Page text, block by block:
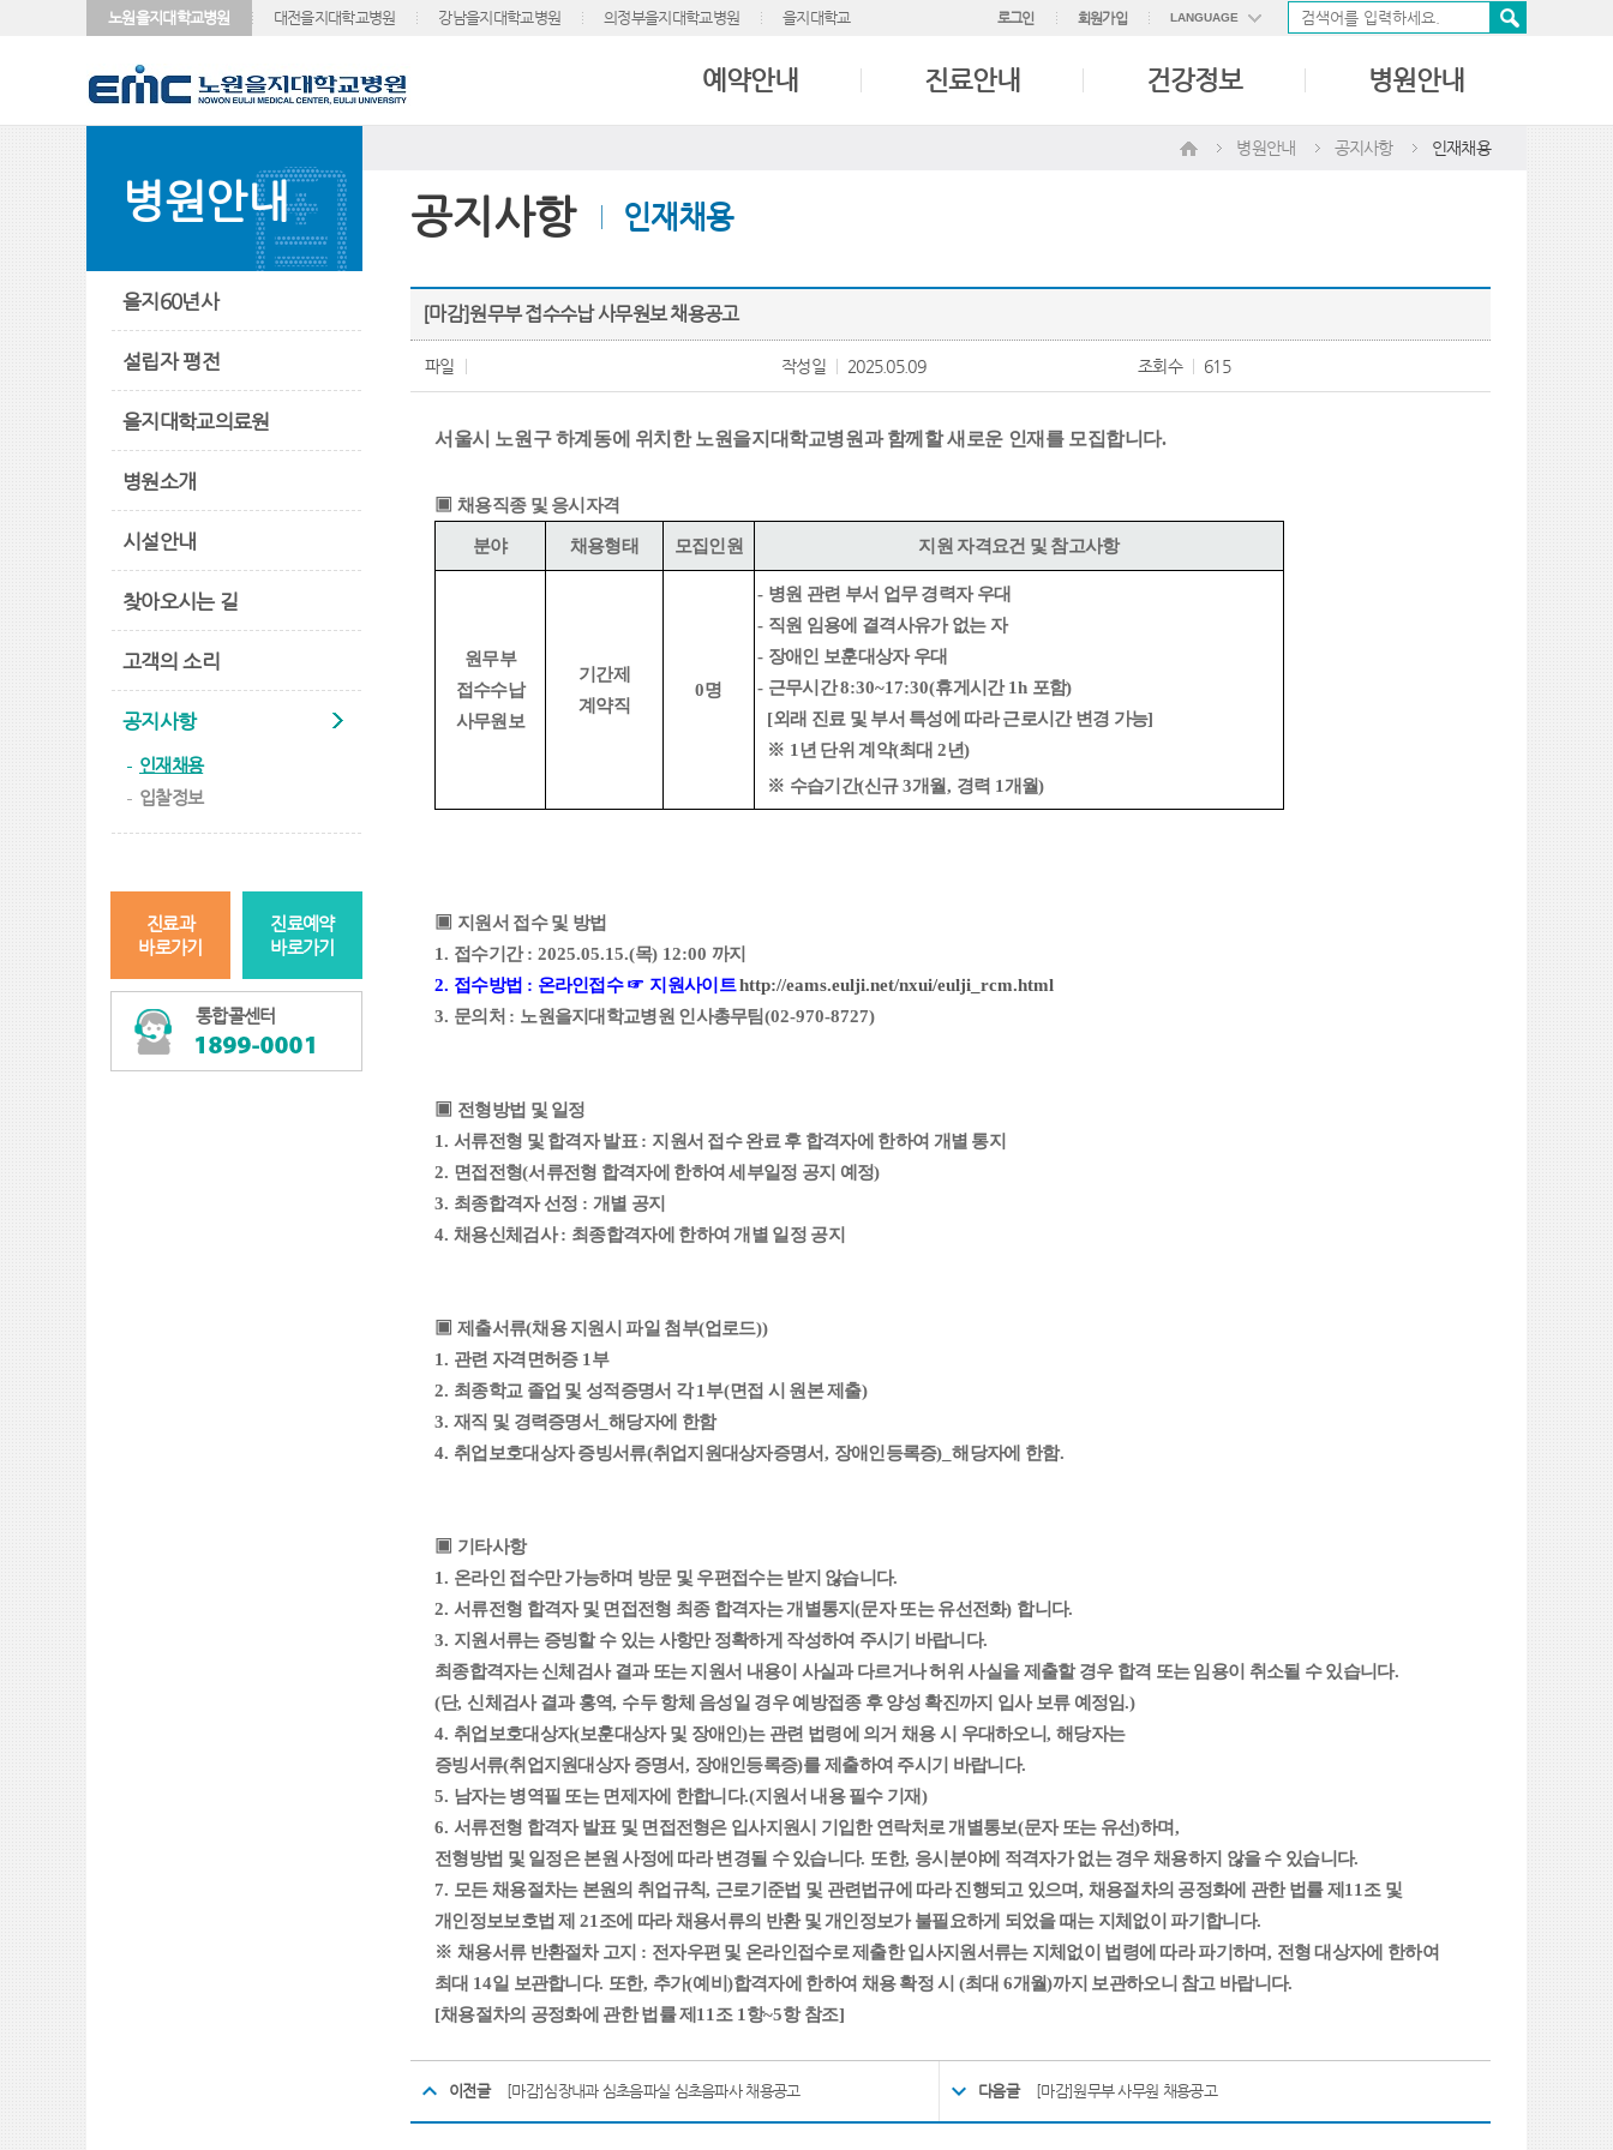
노원을지대학교병원 대전을지대학교병원 강남을지대학교병원 의정부을지대학교병원 을지대학교 로그인 회원가입 LANGUAGE
中國語
예약안내 진료안내 건강정보 병원안내
병원안내
을지60년사
설립자 평전
을지대학교의료원
병원소개
시설안내
찾아오시는 길
고객의 소리
공지사항
인재채용
입찰정보
진료과
바로가기
진료예약
바로가기
통합콜센터
병원안내 공지사항 인재채용
공지사항 인재채용
[마감]원무부 접수수납 사무원보 채용공고
파일 작성일 2025.05.09 조회수 615
서울시 노원구 하계동에 위치한 노원을지대학교병원과 함께할 새로운 인재를 모집합니다.
▣ 채용직종 및 응시자격
분야 채용형태 모집인원 지원 자격요건 및 참고사항
원무부
접수수납
사무원보
기간제
계약직
0명
- 병원 관련 부서 업무 경력자 우대
- 직원 임용에 결격사유가 없는 자
- 장애인 보훈대상자 우대
- 근무시간8:30~17:30(휴게시간1h 포함)
[외래 진료 및 부서 특성에 따라 근로시간 변경 가능]
※ 1 년 단위 계약(최대 2년)
※ 수습기간(신규3개월, 경력 1개월)
▣ 지원서 접수 및 방법
1. 접수기간: 2025.05.15.(목) 12:00 까지
2. 접수방법 : 온라인접수☞ 지원사이트http://eams.eulji.net/nxui/eulji_rcm.html
3. 문의처 : 노원을지대학교병원 인사총무팀(02-970-8727)
▣ 전형방법 및 일정
1. 서류전형 및 합격자 발표 : 지원서 접수 완료 후 합격자에 한하여 개별 통지
2. 면접전형(서류전형 합격자에 한하여 세부일정 공지 예정)
3. 최종합격자 선정 : 개별 공지
4. 채용신체검사: 최종합격자에 한하여 개별 일정 공지
▣ 제출서류(채용 지원시 파일 첨부(업로드))
1. 관련 자격면허증 1 부
2. 최종학교 졸업 및 성적증명서 각1 부(면접 시 원본 제출)
3. 재직 및 경력증명서
해당자에 한함
4. 취업보호대상자 증빙서류(취업지원대상자증명서, 장애인등록증)_해당자에 한함.
▣ 기타사항
1. 온라인 접수만 가능하며 방문 및 우편접수는 받지 않습니다.
2. 서류전형 합격자 및 면접전형 최종 합격자는 개별통지(문자 또는 유선전화) 합니다.
3. 지원서류는 증빙할 수 있는 사항만 정확하게 작성하여 주시기 바랍니다.
최종합격자는 신체검사 결과 또는 지원서 내용이 사실과 다르거나 허위 사실을 제출할 경우 합격 또는 임용이 취소될 수 있습니다.
(단, 신체검사 결과 홍역, 수두 항체 음성일 경우 예방접종 후 양성 확진까지 입사 보류 예정임.)
4. 취업보호대상자(보훈대상자 및 장애인)는 관련 법령에 의거 채용 시 우대하오니,해당자는
증빙서류(취업지원대상자 증명서, 장애인등록증)를 제출하여 주시기 바랍니다.
5. 남자는 병역필 또는 면제자에 한합니다.(지원서 내용 필수 기재)
6. 서류전형 합격자 발표 및 면접전형은 입사지원시 기입한 연락처로 개별통보(문자 또는 유선)하며,
전형방법 및 일정은 본원 사정에 따라 변경될 수 있습니다. 또한, 응시분야에 적격자가 없는 경우 채용하지 않을 수 있습니다.
7. 모든 채용절차는 본원의 취업규칙, 근로기준법 및 관련법규에 따라 진행되고 있으며, 채용절차의 공정화에 관한 법률 제 11 조 및
개인정보보호법 제21 조에 따라 채용서류의 반환 및 개인정보가 불필요하게 되었을 때는 지체없이 파기합니다.
※ 채용서류 반환절차 고지 : 전자우편 및 온라인접수로 제출한 입사지원서류는 지체없이 법령에 따라 파기하며, 전형 대상자에 한하여
최대 14일 보관합니다. 또한, 추가(예비 )합격자에 한하여 채용 확정 시 (최대 6개월)까지 보관하오니 참고 바랍니다.
[채용절차의 공정화에 관한 법률 제 11 조 1 항~5항 참조]
이전글 [마감]심장내과 심초음파실 심초음파사 채용공고 다음글 [마감]원무부 사무원 채용공고